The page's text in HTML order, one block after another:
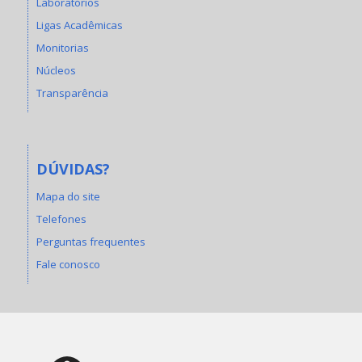
Ligas Acadêmicas
Monitorias
Núcleos
Transparência
DÚVIDAS?
Mapa do site
Telefones
Perguntas frequentes
Fale conosco